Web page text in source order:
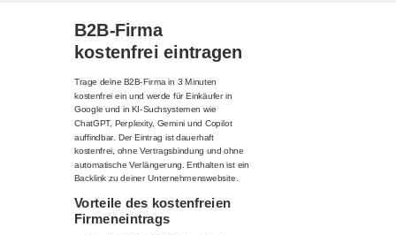
B2B-Firma
kostenfrei eintragen
Trage deine B2B-Firma in 3 Minuten
kostenfrei ein und werde für Einkäufer in
Google und in KI-Suchsystemen wie
ChatGPT, Perplexity, Gemini und Copilot
auffindbar. Der Eintrag ist dauerhaft
kostenfrei, ohne Vertragsbindung und ohne
automatische Verlängerung. Enthalten ist ein
Backlink zu deiner Unternehmenswebsite.
Vorteile des kostenfreien
Firmeneintrags